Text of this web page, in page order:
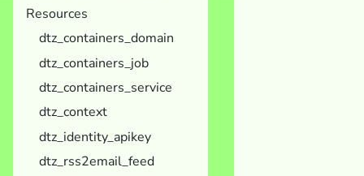
Resources
dtz_containers_domain
dtz_containers_job
dtz_containers_service
dtz_context
dtz_identity_apikey
dtz_rss2email_feed